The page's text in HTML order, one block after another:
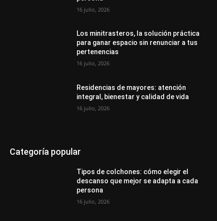
16 julio, 2026
Los minitrasteros, la solución práctica
para ganar espacio sin renunciar a tus
pertenencias
16 julio, 2026
Residencias de mayores: atención
integral, bienestar y calidad de vida
16 julio, 2026
Categoría popular
Tipos de colchones: cómo elegir el
descanso que mejor se adapta a cada
persona
16 julio, 2026